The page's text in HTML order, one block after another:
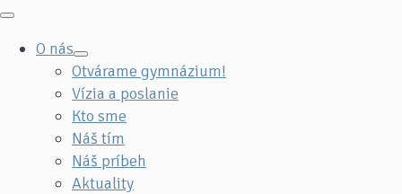
O nás
Otvárame gymnázium!
Vízia a poslanie
Kto sme
Náš tím
Náš príbeh
Aktuality